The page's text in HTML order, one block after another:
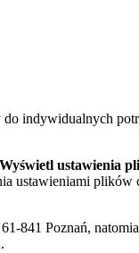
indywidualnych
ustawienia
ustawieniami
841 Poznań,